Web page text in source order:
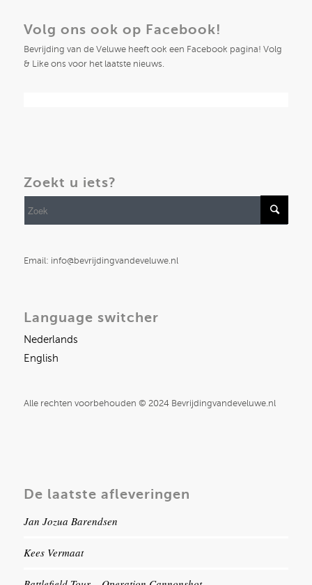
Volg ons ook op Facebook!
Bevrijding van de Veluwe heeft ook een Facebook pagina! Volg
& Like ons voor het laatste nieuws.
Zoekt u iets?
Email: info@bevrijdingvandeveluwe.nl
Language switcher
Nederlands
English
Alle rechten voorbehouden © 2024 Bevrijdingvandeveluwe.nl
De laatste afleveringen
Jan Jozua Barendsen
Kees Vermaat